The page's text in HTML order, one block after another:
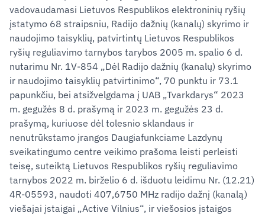
vadovaudamasi Lietuvos Respublikos elektroninių ryšių
įstatymo 68 straipsniu, Radijo dažnių (kanalų) skyrimo ir
naudojimo taisyklių, patvirtintų Lietuvos Respublikos
ryšių reguliavimo tarnybos tarybos 2005 m. spalio 6 d.
nutarimu Nr. 1V-854 „Dėl Radijo dažnių (kanalų) skyrimo
ir naudojimo taisyklių patvirtinimo“, 70 punktu ir 73.1
papunkčiu, bei atsižvelgdama į UAB „Tvarkdarys“ 2023
m. gegužės 8 d. prašymą ir 2023 m. gegužės 23 d.
prašymą, kuriuose dėl tolesnio sklandaus ir
nenutrūkstamo įrangos Daugiafunkciame Lazdynų
sveikatingumo centre veikimo prašoma leisti perleisti
teisę, suteiktą Lietuvos Respublikos ryšių reguliavimo
tarnybos 2022 m. birželio 6 d. išduotu leidimu Nr. (12.21)
4R-05593, naudoti 407,6750 MHz radijo dažnį (kanalą)
viešajai įstaigai „Active Vilnius“, ir viešosios įstaigos